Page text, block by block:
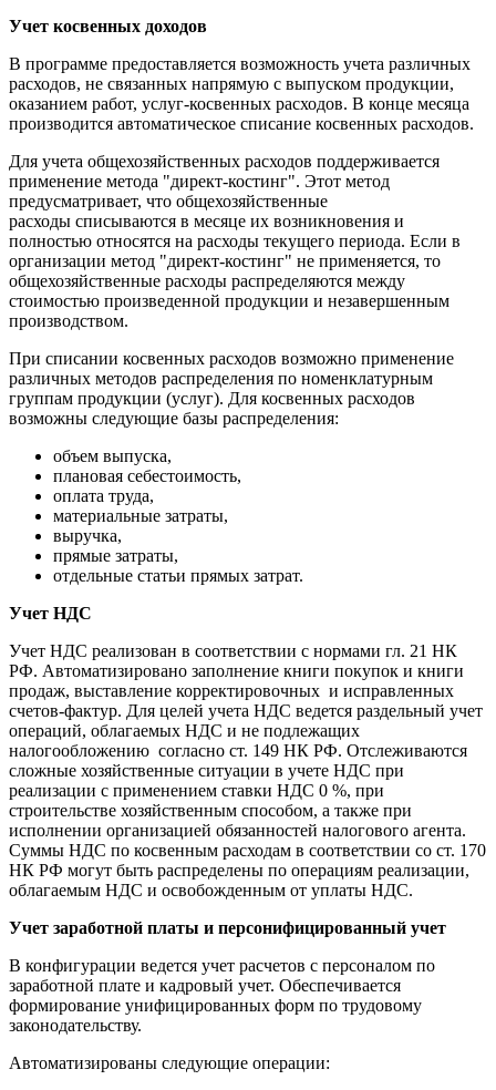
Учет косвенных доходов
В программе предоставляется возможность учета различных
расходов, не связанных напрямую с выпуском продукции,
оказанием работ, услуг-косвенных расходов. В конце месяца
производится автоматическое списание косвенных расходов.
Для учета общехозяйственных расходов поддерживается
применение метода "директ-костинг". Этот метод
предусматривает, что общехозяйственные
расходы списываются в месяце их возникновения и
полностью относятся на расходы текущего периода. Если в
организации метод "директ-костинг" не применяется, то
общехозяйственные расходы распределяются между
стоимостью произведенной продукции и незавершенным
производством.
При списании косвенных расходов возможно применение
различных методов распределения по номенклатурным
группам продукции (услуг). Для косвенных расходов
возможны следующие базы распределения:
объем выпуска,
плановая себестоимость,
оплата труда,
материальные затраты,
выручка,
прямые затраты,
отдельные статьи прямых затрат.
Учет НДС
Учет НДС реализован в соответствии с нормами гл. 21 НК
РФ. Автоматизировано заполнение книги покупок и книги
продаж, выставление корректировочных и исправленных
счетов-фактур. Для целей учета НДС ведется раздельный учет
операций, облагаемых НДС и не подлежащих
налогообложению согласно ст. 149 НК РФ. Отслеживаются
сложные хозяйственные ситуации в учете НДС при
реализации с применением ставки НДС 0 %, при
строительстве хозяйственным способом, а также при
исполнении организацией обязанностей налогового агента.
Суммы НДС по косвенным расходам в соответствии со ст. 170
НК РФ могут быть распределены по операциям реализации,
облагаемым НДС и освобожденным от уплаты НДС.
Учет заработной платы и персонифицированный учет
В конфигурации ведется учет расчетов с персоналом по
заработной плате и кадровый учет. Обеспечивается
формирование унифицированных форм по трудовому
законодательству.
Автоматизированы следующие операции: